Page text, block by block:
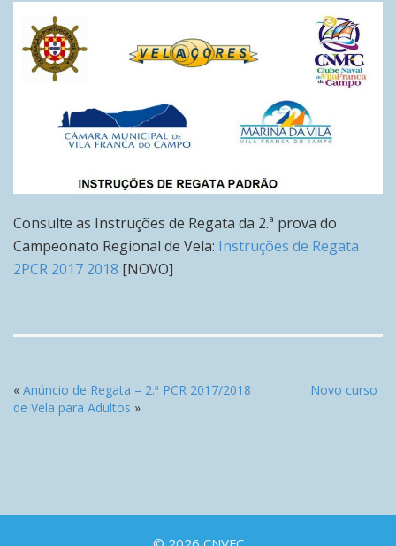
Consulte as Instruções de Regata da 2.ª prova do
Campeonato Regional de Vela: Instruções de Regata
2PCR 2017 2018 [NOVO]
« Anúncio de Regata – 2.ª PCR 2017/2018
Novo curso
de Vela para Adultos »